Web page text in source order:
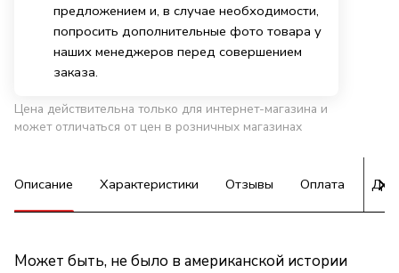
предложением и, в случае необходимости,
попросить дополнительные фото товара у
наших менеджеров перед совершением
заказа.
Цена действительна только для интернет-магазина и
может отличаться от цен в розничных магазинах
Описание Характеристики Отзывы Оплата
Может быть, не было в американской истории